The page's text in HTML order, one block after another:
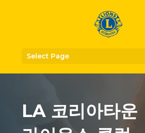
Select Page
LA 코리아타운